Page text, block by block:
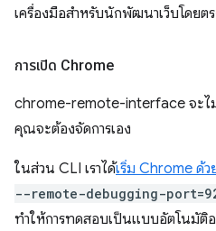
เครื่องมือสำหรับนักพัฒนาเว็บโดยต
การเปิด Chrome
chrome-remote-interface จะ
คุณจะต้องจัดการเอง
ในส่วน CLI เราได้เริ่ม Chrome ด้ว
--remote-debugging-
ทำให้การทดสอบเป็นแบบอัตโนมัติ